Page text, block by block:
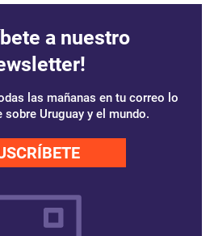
a nuestro
las mañanas en tu correo lo
Uruguay y el mundo.